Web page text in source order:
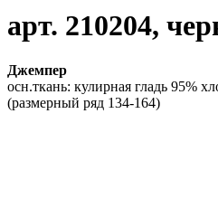
арт. 210204,
Джемпер
осн.ткань: кулирная гладь 95%
(размерный ряд 134-164)